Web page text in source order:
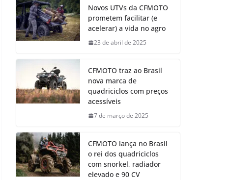
Novos UTVs da CFMOTO
prometem facilitar (e
acelerar) a vida no agro
23 de abril de 2025
CFMOTO traz ao Brasil
nova marca de
quadriciclos com preços
acessíveis
7 de março de 2025
CFMOTO lança no Brasil
o rei dos quadriciclos
com snorkel, radiador
elevado e 90 CV